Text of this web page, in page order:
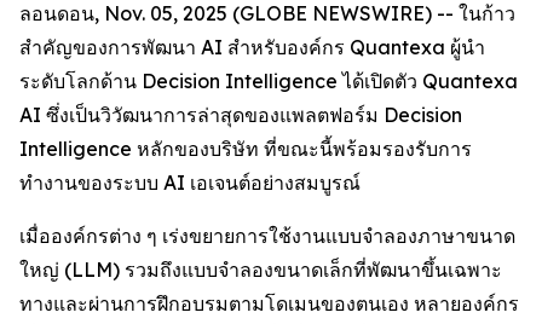
ลอนดอน, Nov. 05, 2025 (GLOBE NEWSWIRE) -- ในก้าว
สำคัญของการพัฒนา AI สำหรับองค์กร Quantexa ผู้นำ
ระดับโลกด้าน Decision Intelligence ได้เปิดตัว Quantexa
AI ซึ่งเป็นวิวัฒนาการล่าสุดของแพลตฟอร์ม Decision
Intelligence หลักของบริษัท ที่ขณะนี้พร้อมรองรับการ
ทำงานของระบบ AI เอเจนต์อย่างสมบูรณ์
เมื่อองค์กรต่าง ๆ เร่งขยายการใช้งานแบบจำลองภาษาขนาด
ใหญ่ (LLM) รวมถึงแบบจำลองขนาดเล็กที่พัฒนาขึ้นเฉพาะ
ทางและผ่านการฝึกอบรมตามโดเมนของตนเอง หลายองค์กร